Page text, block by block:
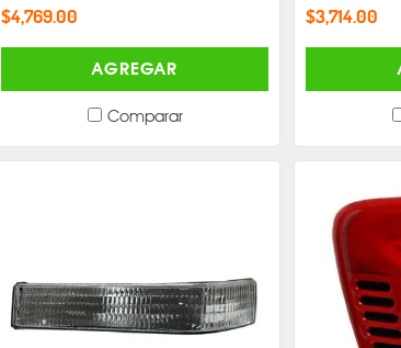
$4,769.00
AGREGAR
Comparar
$3,714.00